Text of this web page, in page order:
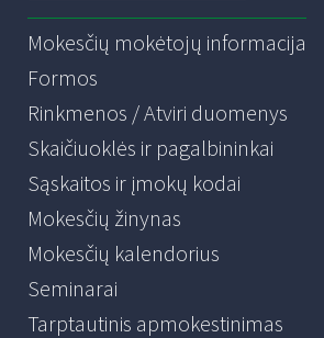
Mokesčių mokėtojų informacija
Formos
Rinkmenos / Atviri duomenys
Skaičiuoklės ir pagalbininkai
Sąskaitos ir įmokų kodai
Mokesčių žinynas
Mokesčių kalendorius
Seminarai
Tarptautinis apmokestinimas